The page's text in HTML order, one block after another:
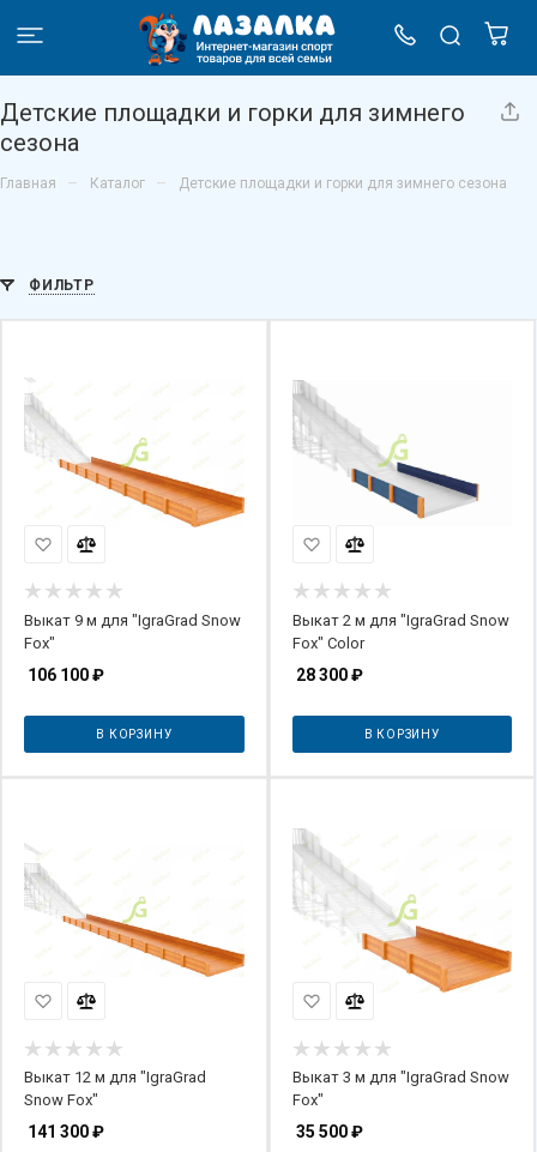
Детские площадки и горки для зимнего
сезона
Главная – Каталог – Детские площадки и горки для зимнего сезона
ФИЛЬТР
Выкат 9 м для "IgraGrad Snow
Fox"
106 100₽
В КОРЗИНУ
Выкат 2 м для "IgraGrad Snow
Fox" Color
28 300₽
В КОРЗИНУ
Выкат 12 м для "IgraGrad
Snow Fox"
141 300₽
Выкат 3 м для "IgraGrad Snow
Fox"
35 500₽